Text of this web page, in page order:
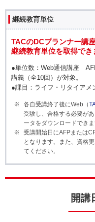
継続教育単位
TACのDCプランナー講
継続教育単位を取得でき
●単位数：Web通信講座
講義（全10回）が対象。
●課目：ライフ・リタイアメ
各自受講終了後にWeb（
受験し、合格する必要が
ータをダウンロードでき
受講開始日にAFPまたは
となります。また、資格
てください。
開講